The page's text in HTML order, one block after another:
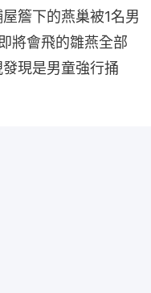
簷下的燕巢被1名男
將會飛的雛燕全部
現是男童強行捅